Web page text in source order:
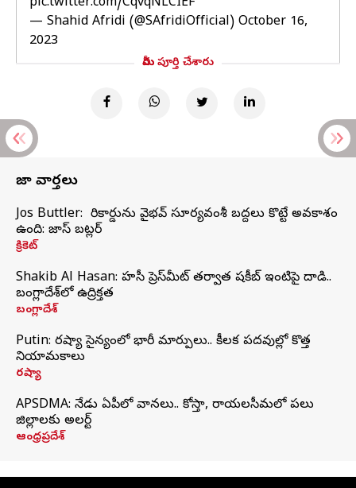
— Shahid Afridi (@SAfridiOfficial) October 16,
2023
మీరు పూర్తి చేశారు
తాజా వార్తలు
Jos Buttler: నా రికార్డును వైభవ్ సూర్యవంశీ బద్దలు కొట్టే అవకాశం
ఉంది: జాస్ బట్లర్
క్రికెట్
Shakib Al Hasan: హసీనా ప్రెస్‌మీట్‌ తర్వాత షకీబ్‌ ఇంటిపై దాడి..
బంగ్లాదేశ్‌లో ఉద్రిక్తత
బంగ్లాదేశ్
Putin: రష్యా సైన్యంలో భారీ మార్పులు.. కీలక పదవుల్లో కొత్త
నియామకాలు
రష్యా
APSDMA: నేడు ఏపీలో వానలు.. కోస్తా, రాయలసీమలో పలు
జిల్లాలకు అలర్ట్
ఆంధ్రప్రదేశ్